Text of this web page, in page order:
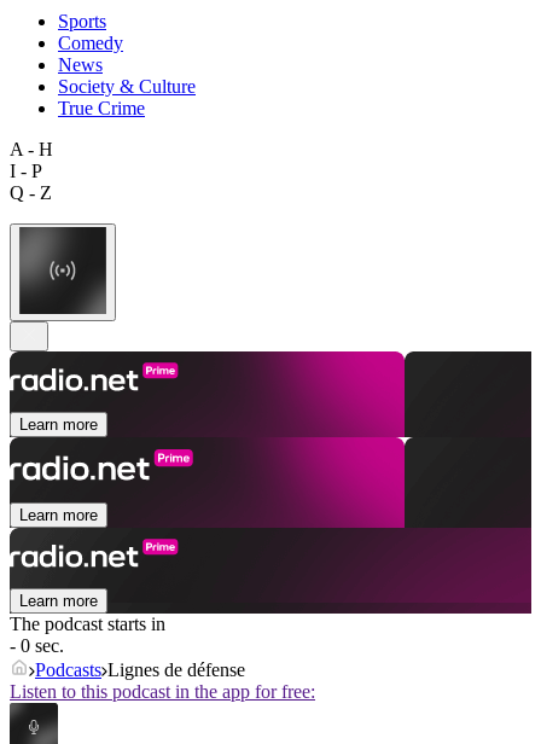
Sports
Comedy
News
Society & Culture
True Crime
A - H
I - P
Q - Z
Learn more
Learn more
Learn more
The podcast starts in
- 0 sec.
Podcasts Lignes de défense
Listen to this podcast in the app for free: